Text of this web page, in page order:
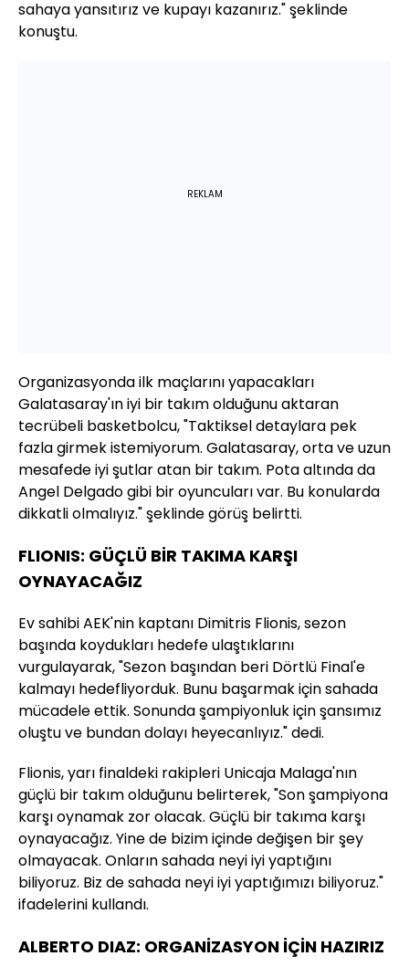
sahaya yansıtırız ve kupayı kazanırız." şeklinde
konuştu.
REKLAM
Organizasyonda ilk maçlarını yapacakları
Galatasaray'ın iyi bir takım olduğunu aktaran
tecrübeli basketbolcu, "Taktiksel detaylara pek
fazla girmek istemiyorum. Galatasaray, orta ve uzun
mesafede iyi şutlar atan bir takım. Pota altında da
Angel Delgado gibi bir oyuncuları var. Bu konularda
dikkatli olmalıyız." şeklinde görüş belirtti.
FLIONIS: GÜÇLÜ BİR TAKIMA KARŞI
OYNAYACAĞIZ
Ev sahibi AEK'nin kaptanı Dimitris Flionis, sezon
başında koydukları hedefe ulaştıklarını
vurgulayarak, "Sezon başından beri Dörtlü Final'e
kalmayı hedefliyorduk. Bunu başarmak için sahada
mücadele ettik. Sonunda şampiyonluk için şansımız
oluştu ve bundan dolayı heyecanlıyız." dedi.
Flionis, yarı finaldeki rakipleri Unicaja Malaga'nın
güçlü bir takım olduğunu belirterek, "Son şampiyona
karşı oynamak zor olacak. Güçlü bir takıma karşı
oynayacağız. Yine de bizim içinde değişen bir şey
olmayacak. Onların sahada neyi iyi yaptığını
biliyoruz. Biz de sahada neyi iyi yaptığımızı biliyoruz."
ifadelerini kullandı.
ALBERTO DIAZ: ORGANİZASYON İÇİN HAZIRIZ